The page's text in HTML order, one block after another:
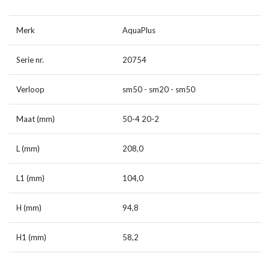
Merk AquaPlus
Serie nr. 20754
Verloop sm50 - sm20 - sm50
Maat (mm) 50-4 20-2
L (mm) 208,0
L1 (mm) 104,0
H (mm) 94,8
H1 (mm) 58,2